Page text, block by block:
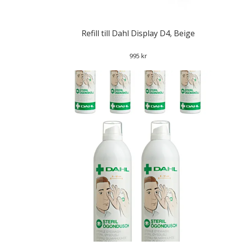
Refill till Dahl Display D4, Beige
995 kr